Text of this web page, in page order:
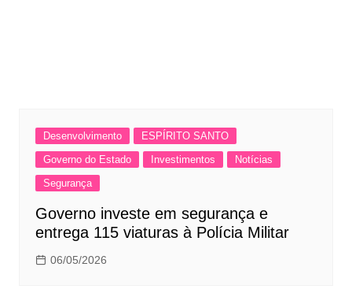
Desenvolvimento
ESPÍRITO SANTO
Governo do Estado
Investimentos
Notícias
Segurança
Governo investe em segurança e
entrega 115 viaturas à Polícia Militar
06/05/2026